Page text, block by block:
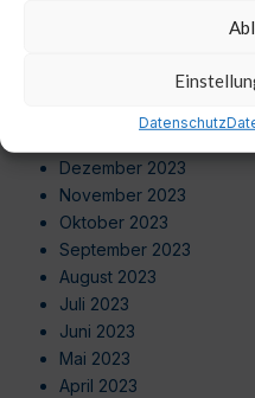
Datenschutz
Februar 2024
Dezember 2023
November 2023
Oktober 2023
September 2023
August 2023
Juli 2023
Juni 2023
Mai 2023
April 2023